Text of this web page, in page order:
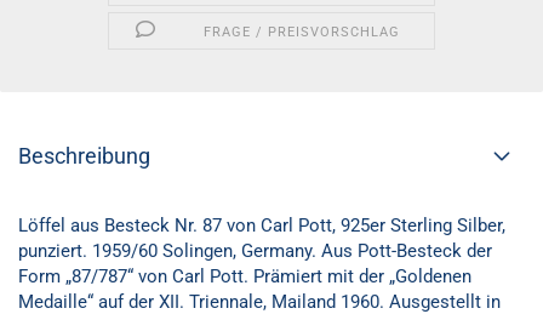
FRAGE / PREISVORSCHLAG
Beschreibung
Löffel aus Besteck Nr. 87 von Carl Pott, 925er Sterling Silber,
punziert. 1959/60 Solingen, Germany. Aus Pott-Besteck der
Form „87/787“ von Carl Pott. Prämiert mit der „Goldenen
Medaille“ auf der XII. Triennale, Mailand 1960. Ausgestellt in